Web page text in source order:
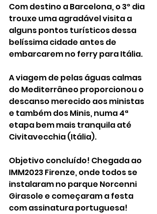
Com destino a Barcelona, o 3º dia
trouxe uma agradável visita a
alguns pontos turísticos dessa
belíssima cidade antes de
embarcarem no ferry para Itália.
A viagem de pelas águas calmas
do Mediterrâneo proporcionou o
descanso merecido aos ministas
e também dos Minis, numa 4ª
etapa bem mais tranquila até
Civitavecchia (Itália).
Objetivo concluído! Chegada ao
IMM2023 Firenze, onde todos se
instalaram no parque Norcenni
Girasole e começaram a festa
com assinatura portuguesa!